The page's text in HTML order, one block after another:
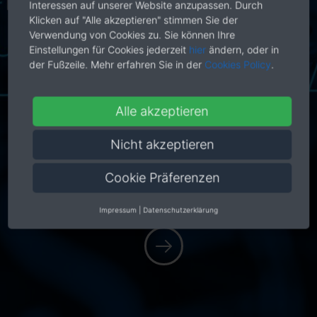
Interessen auf unserer Website anzupassen. Durch
Klicken auf "Alle akzeptieren" stimmen Sie der
Verwendung von Cookies zu. Sie können Ihre
Einstellungen für Cookies jederzeit hier ändern, oder in
der Fußzeile. Mehr erfahren Sie in der Cookies Policy.
Alle akzeptieren
Nicht akzeptieren
Cookie Präferenzen
Impressum Datenschutzerklärung